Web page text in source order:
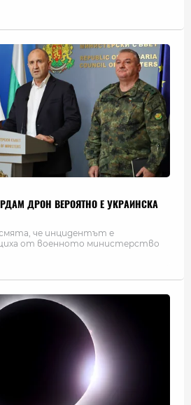
ДРОН ВЕРОЯТНО Е УКРАИНСКА
че инцидентът е
от военното министерство